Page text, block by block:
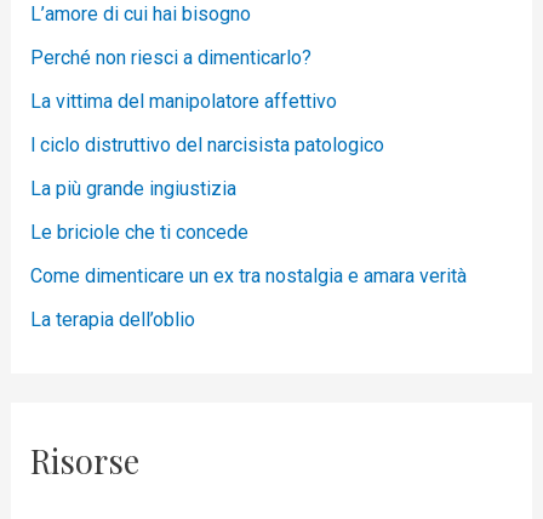
L’amore di cui hai bisogno
Perché non riesci a dimenticarlo?
La vittima del manipolatore affettivo
l ciclo distruttivo del narcisista patologico
La più grande ingiustizia
Le briciole che ti concede
Come dimenticare un ex tra nostalgia e amara verità
La terapia dell’oblio
Risorse